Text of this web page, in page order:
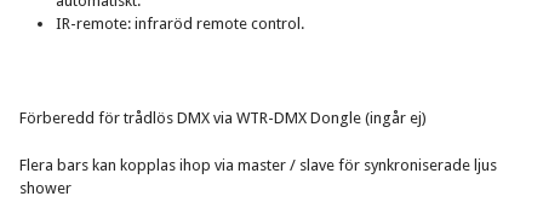
IR-remote: infraröd remote control.
Förberedd för trådlös DMX via WTR-DMX Dongle (ingår ej)
Flera bars kan kopplas ihop via master / slave för synkroniserade ljus
shower